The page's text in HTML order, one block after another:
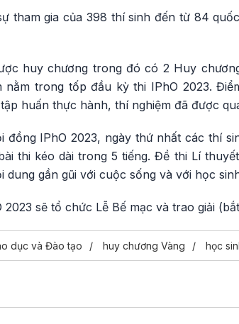
tham gia của 398 thí sinh đến từ 84
huy chương trong đó có 2 Huy
nằm trong tốp đầu kỳ thi IPhO 2023.
huấn thực hành, thí nghiệm đã được
đồng IPhO 2023, ngày thứ nhất các thí
thi kéo dài trong 5 tiếng. Đề thi Lí
dung gần gũi với cuộc sống và với học
2023 sẽ tổ chức Lễ Bế mạc và trao giải
dục và Đào tạo huy chương Vàng học